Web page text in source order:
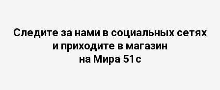
Следите за нами в социальных сетях
и приходите в магазин
на Мира 51с